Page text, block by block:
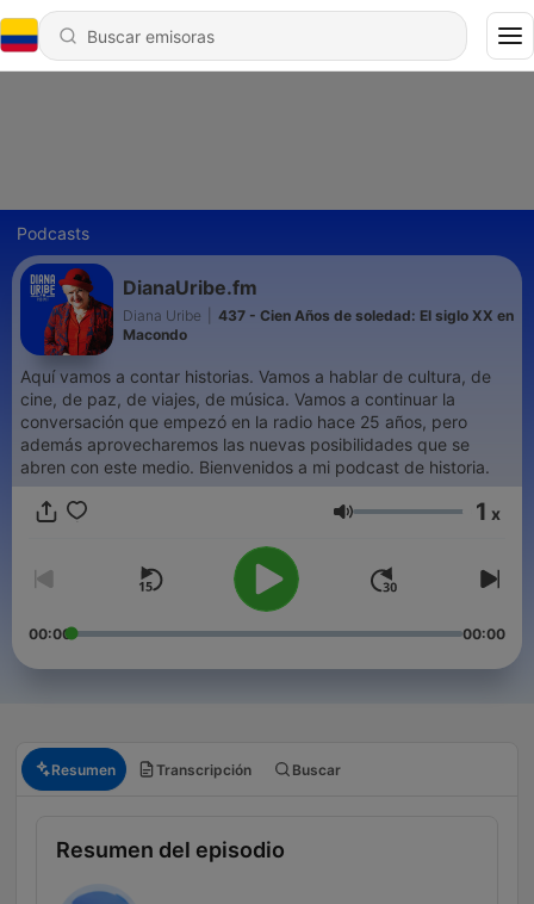
Podcasts
DianaUribe.fm
Diana Uribe
437 - Cien Años de soledad: El siglo XX en
Macondo
Aquí vamos a contar historias. Vamos a hablar de cultura, de
cine, de paz, de viajes, de música. Vamos a continuar la
conversación que empezó en la radio hace 25 años, pero
además aprovecharemos las nuevas posibilidades que se
abren con este medio. Bienvenidos a mi podcast de historia.
Volumen 1 x
00:00 00:00
Resumen Transcripción Buscar
Resumen del episodio